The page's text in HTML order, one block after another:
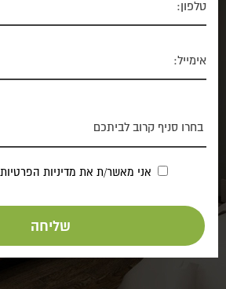
אני מאשר/ת את מדיניות הפרטיות